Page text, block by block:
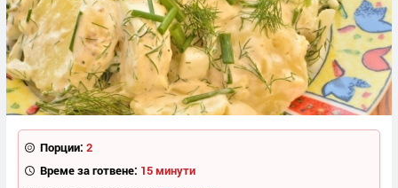
Порции: 2
Време за готвене: 15 минути